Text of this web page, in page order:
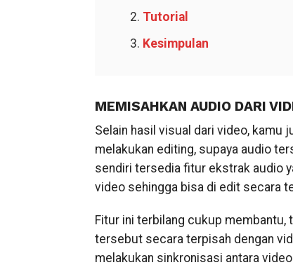
Tutorial
Kesimpulan
MEMISAHKAN AUDIO DARI
Selain hasil visual dari video, kamu
melakukan editing, supaya audio
sendiri tersedia fitur ekstrak audio
video sehingga bisa di edit secara
Fitur ini terbilang cukup
tersebut secara terpisah dengan
melakukan sinkronisasi antara